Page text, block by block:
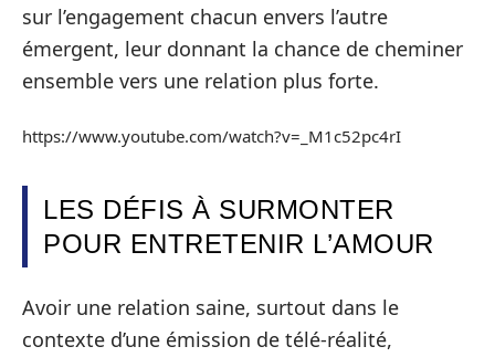
sur l’engagement chacun envers l’autre
émergent, leur donnant la chance de cheminer
ensemble vers une relation plus forte.
https://www.youtube.com/watch?v=_M1c52pc4rI
LES DÉFIS À SURMONTER
POUR ENTRETENIR L’AMOUR
Avoir une relation saine, surtout dans le
contexte d’une émission de télé-réalité,